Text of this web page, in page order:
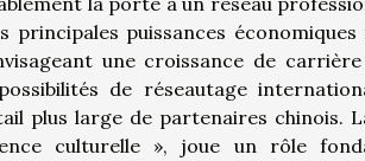
puissances économiques
une croissance de
de réseautage
plus large de partenaires chinois.
culturelle », joue un rôle